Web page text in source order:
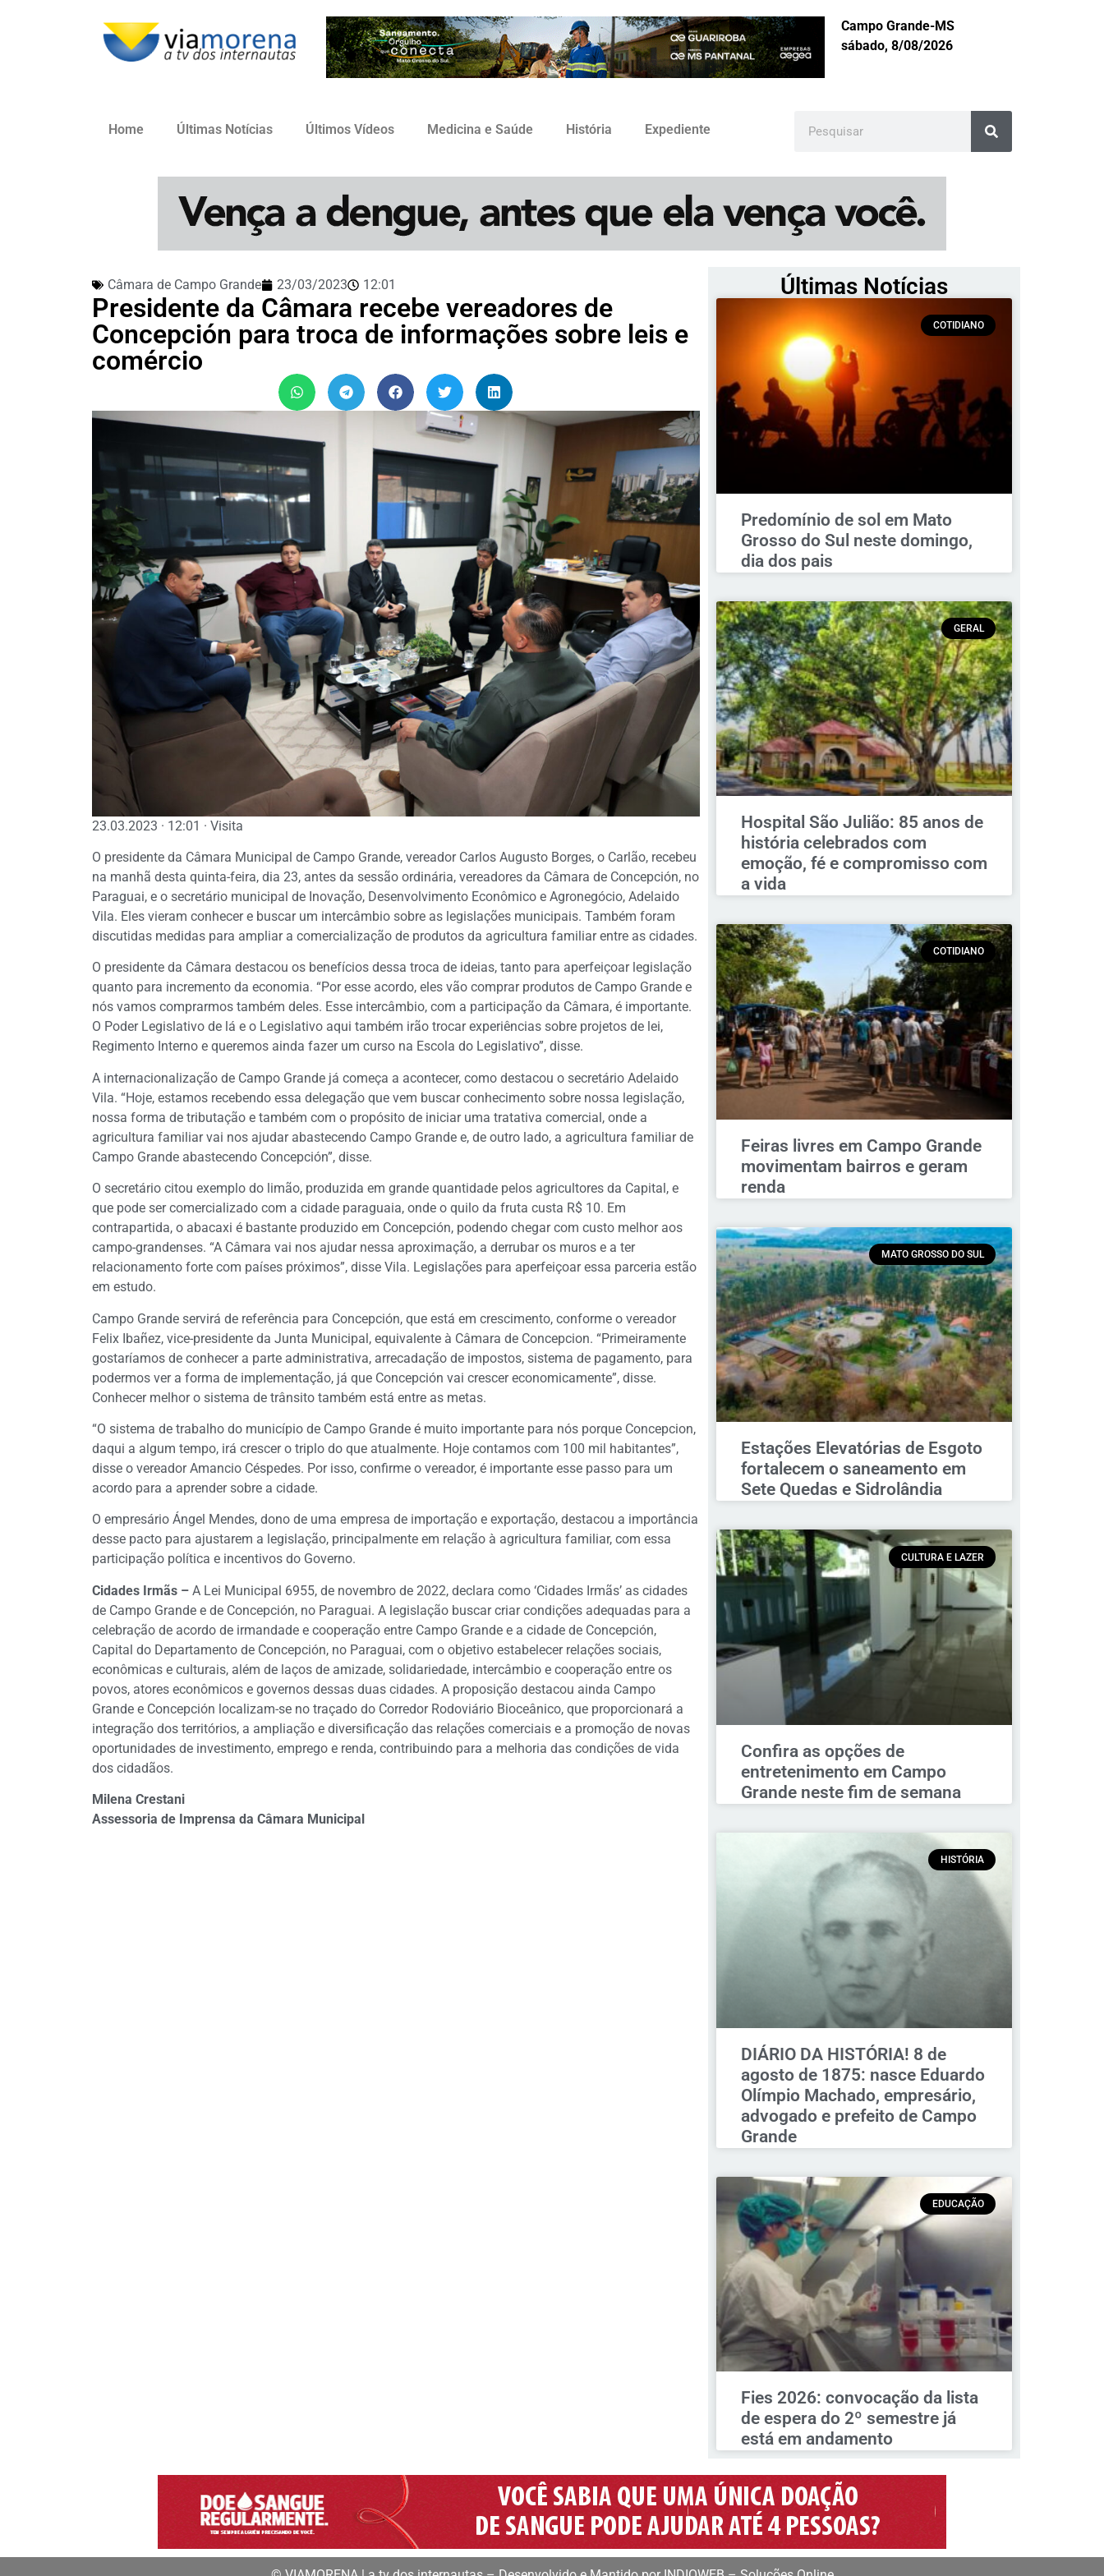
Campo Grande-MS
sábado, 8/08/2026
Home Últimas Notícias Últimos Vídeos Medicina e Saúde História Expediente
Câmara de Campo Grande 23/03/2023 12:01
Presidente da Câmara recebe vereadores de
Concepción para troca de informações sobre leis e
comércio
23.03.2023 · 12:01 · Visita
O presidente da Câmara Municipal de Campo Grande, vereador Carlos Augusto Borges, o Carlão, recebeu
na manhã desta quinta-feira, dia 23, antes da sessão ordinária, vereadores da Câmara de Concepción, no
Paraguai, e o secretário municipal de Inovação, Desenvolvimento Econômico e Agronegócio, Adelaido
Vila. Eles vieram conhecer e buscar um intercâmbio sobre as legislações municipais. Também foram
discutidas medidas para ampliar a comercialização de produtos da agricultura familiar entre as cidades.
O presidente da Câmara destacou os benefícios dessa troca de ideias, tanto para aperfeiçoar legislação
quanto para incremento da economia. “Por esse acordo, eles vão comprar produtos de Campo Grande e
nós vamos comprarmos também deles. Esse intercâmbio, com a participação da Câmara, é importante.
O Poder Legislativo de lá e o Legislativo aqui também irão trocar experiências sobre projetos de lei,
Regimento Interno e queremos ainda fazer um curso na Escola do Legislativo”, disse.
A internacionalização de Campo Grande já começa a acontecer, como destacou o secretário Adelaido
Vila. “Hoje, estamos recebendo essa delegação que vem buscar conhecimento sobre nossa legislação,
nossa forma de tributação e também com o propósito de iniciar uma tratativa comercial, onde a
agricultura familiar vai nos ajudar abastecendo Campo Grande e, de outro lado, a agricultura familiar de
Campo Grande abastecendo Concepción”, disse.
O secretário citou exemplo do limão, produzida em grande quantidade pelos agricultores da Capital, e
que pode ser comercializado com a cidade paraguaia, onde o quilo da fruta custa R$ 10. Em
contrapartida, o abacaxi é bastante produzido em Concepción, podendo chegar com custo melhor aos
campo-grandenses. “A Câmara vai nos ajudar nessa aproximação, a derrubar os muros e a ter
relacionamento forte com países próximos”, disse Vila. Legislações para aperfeiçoar essa parceria estão
em estudo.
Campo Grande servirá de referência para Concepción, que está em crescimento, conforme o vereador
Felix Ibañez, vice-presidente da Junta Municipal, equivalente à Câmara de Concepcion. “Primeiramente
gostaríamos de conhecer a parte administrativa, arrecadação de impostos, sistema de pagamento, para
podermos ver a forma de implementação, já que Concepción vai crescer economicamente”, disse.
Conhecer melhor o sistema de trânsito também está entre as metas.
“O sistema de trabalho do município de Campo Grande é muito importante para nós porque Concepcion,
daqui a algum tempo, irá crescer o triplo do que atualmente. Hoje contamos com 100 mil habitantes”,
disse o vereador Amancio Céspedes. Por isso, confirme o vereador, é importante esse passo para um
acordo para a aprender sobre a cidade.
O empresário Ángel Mendes, dono de uma empresa de importação e exportação, destacou a importância
desse pacto para ajustarem a legislação, principalmente em relação à agricultura familiar, com essa
participação política e incentivos do Governo.
Cidades Irmãs – A Lei Municipal 6955, de novembro de 2022, declara como ‘Cidades Irmãs’ as cidades
de Campo Grande e de Concepción, no Paraguai. A legislação buscar criar condições adequadas para a
celebração de acordo de irmandade e cooperação entre Campo Grande e a cidade de Concepción,
Capital do Departamento de Concepción, no Paraguai, com o objetivo estabelecer relações sociais,
econômicas e culturais, além de laços de amizade, solidariedade, intercâmbio e cooperação entre os
povos, atores econômicos e governos dessas duas cidades. A proposição destacou ainda Campo
Grande e Concepción localizam-se no traçado do Corredor Rodoviário Bioceânico, que proporcionará a
integração dos territórios, a ampliação e diversificação das relações comerciais e a promoção de novas
oportunidades de investimento, emprego e renda, contribuindo para a melhoria das condições de vida
dos cidadãos.
Milena Crestani
Assessoria de Imprensa da Câmara Municipal
Últimas Notícias
COTIDIANO
Predomínio de sol em Mato
Grosso do Sul neste domingo,
dia dos pais
GERAL
Hospital São Julião: 85 anos de
história celebrados com
emoção, fé e compromisso com
a vida
COTIDIANO
Feiras livres em Campo Grande
movimentam bairros e geram
renda
MATO GROSSO DO SUL
Estações Elevatórias de Esgoto
fortalecem o saneamento em
Sete Quedas e Sidrolândia
CULTURA E LAZER
Confira as opções de
entretenimento em Campo
Grande neste fim de semana
HISTÓRIA
DIÁRIO DA HISTÓRIA! 8 de
agosto de 1875: nasce Eduardo
Olímpio Machado, empresário,
advogado e prefeito de Campo
Grande
EDUCAÇÃO
Fies 2026: convocação da lista
de espera do 2º semestre já
está em andamento